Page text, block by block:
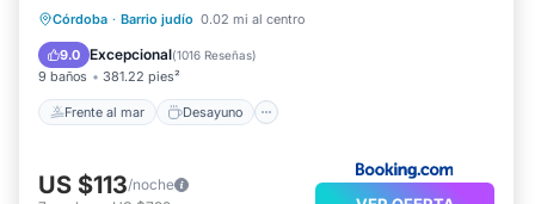
Córdoba · Barrio judío 0.02 mi al centro
9.0 Excepcional(1016 Reseñas)
9 baños 381.22 pies²
Frente al mar Desayuno
Frente al mar
Desayuno
Aparcamiento
Piscina
US $113/noche